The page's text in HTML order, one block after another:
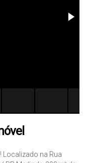
Localizado na Rua